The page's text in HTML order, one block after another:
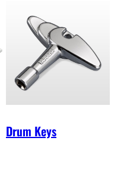
Drum Keys